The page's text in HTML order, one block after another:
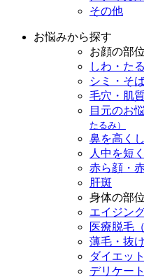
その他
お悩みから探す
お顔の部位
しわ・た
シミ・そ
毛穴・肌
目元のお
たるみ）
鼻を高く
人中を短
赤ら顔・
肝斑
身体の部位
エイジン
医療脱毛
薄毛・抜
ダイエット
デリケー